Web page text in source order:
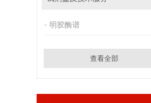
明胶酶谱
查看全部